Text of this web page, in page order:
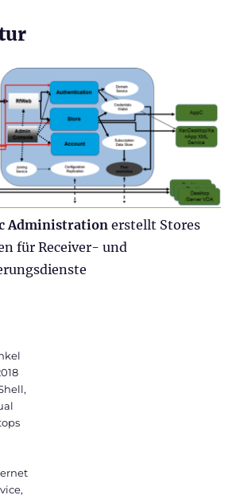
Administration erstellt Stores
für Receiver- und
Tweaks“
,
,